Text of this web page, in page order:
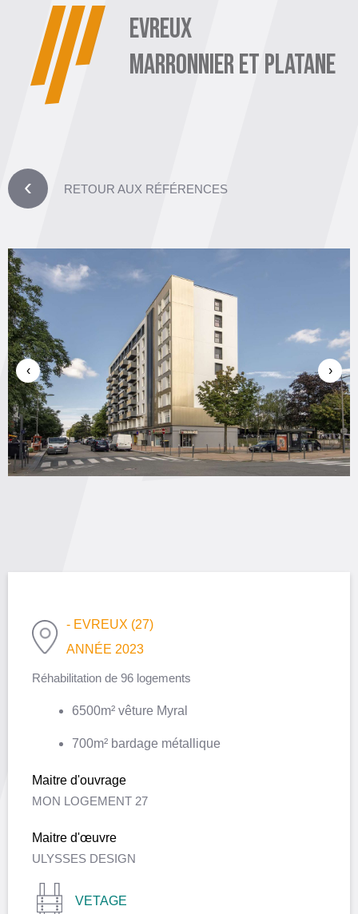
EVREUX
MARRONNIER ET PLATANE
› RETOUR AUX RÉFÉRENCES
‹ ›
- EVREUX (27)
ANNÉE 2023
Réhabilitation de 96 logements
6500m² vêture Myral
700m² bardage métallique
Maitre d'ouvrage
MON LOGEMENT 27
Maitre d'œuvre
ULYSSES DESIGN
VETAGE